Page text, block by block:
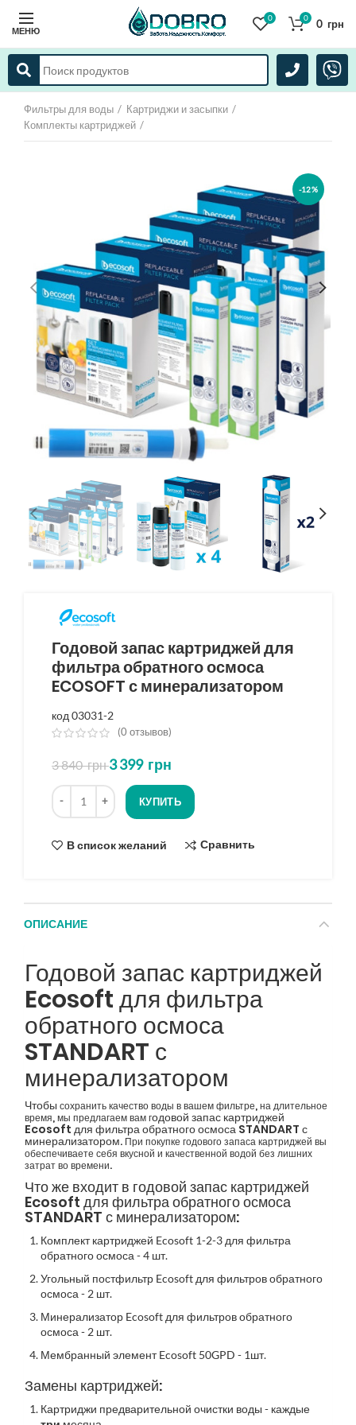
МЕНЮ
0 0 0 грн
Фильтры для воды
Картриджи и засыпки
Комплекты картриджей
-12%
Годовой запас картриджей для
фильтра обратного осмоса
ECOSOFT с минерализатором
код 03031-2
(0 отзывов)
3 840грн 3 399 грн
Количество
КУПИТЬ
В список желаний Сравнить
ОПИСАНИЕ
Годовой запас картриджей
Ecosoft для фильтра
обратного осмоса
STANDART с
минерализатором
Чтобы сохранить качество воды в вашем фильтре, на длительное
время, мы предлагаем вам годовой запас картриджей
Ecosoft для фильтра обратного осмоса STANDART с
минерализатором. При покупке годового запаса картриджей вы
обеспечиваете себя вкусной и качественной водой без лишних
затрат во времени.
Что же входит в годовой запас картриджей
Ecosoft для фильтра обратного осмоса
STANDART с минерализатором:
Комплект картриджей Ecosoft 1-2-3 для фильтра
обратного осмоса - 4 шт.
Угольный постфильтр Ecosoft для фильтров обратного
осмоса - 2 шт.
Минерализатор Ecosoft для фильтров обратного
осмоса - 2 шт.
Мембранный элемент Ecosoft 50GPD - 1шт.
Замены картриджей:
Картриджи предварительной очистки воды - каждые